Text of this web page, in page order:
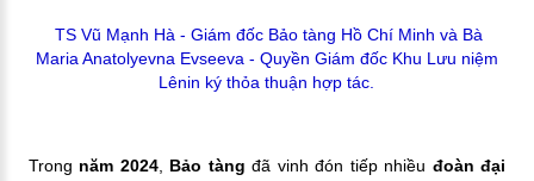
TS Vũ Mạnh Hà - Giám đốc Bảo tàng Hồ Chí Minh và Bà
Maria Anatolyevna Evseeva - Quyền Giám đốc Khu Lưu niệm
Lênin ký thỏa thuận hợp tác.
Trong năm 2024, Bảo tàng đã vinh đón tiếp nhiều đoàn đại